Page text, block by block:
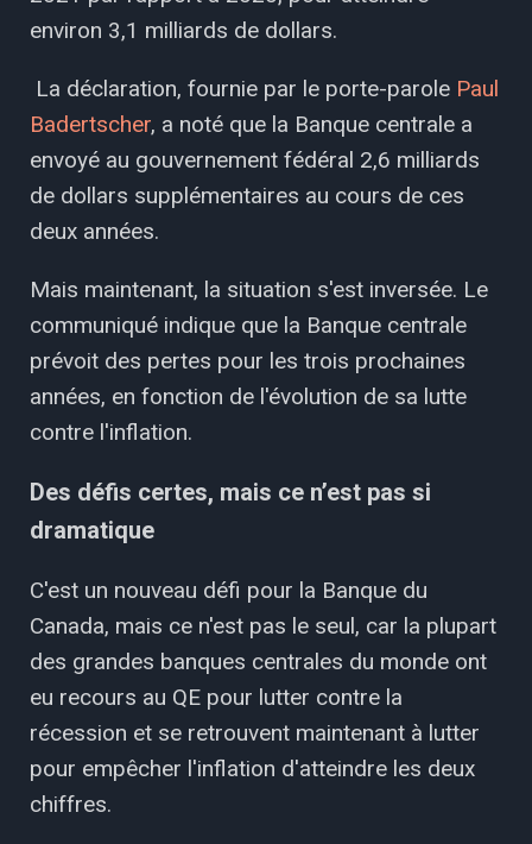
environ 3,1 milliards de dollars.
La déclaration, fournie par le porte-parole Paul
Badertscher, a noté que la Banque centrale a
envoyé au gouvernement fédéral 2,6 milliards
de dollars supplémentaires au cours de ces
deux années.
Mais maintenant, la situation s'est inversée. Le
communiqué indique que la Banque centrale
prévoit des pertes pour les trois prochaines
années, en fonction de l'évolution de sa lutte
contre l'inflation.
Des défis certes, mais ce n’est pas si
dramatique
C'est un nouveau défi pour la Banque du
Canada, mais ce n'est pas le seul, car la plupart
des grandes banques centrales du monde ont
eu recours au QE pour lutter contre la
récession et se retrouvent maintenant à lutter
pour empêcher l'inflation d'atteindre les deux
chiffres.